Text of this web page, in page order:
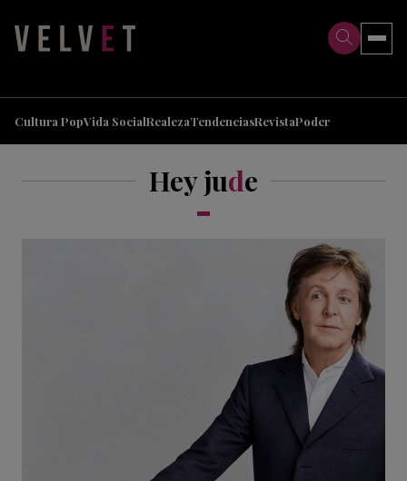
Cultura PopVida SocialRealezaTendenciasRevistaPoder
Hey jude